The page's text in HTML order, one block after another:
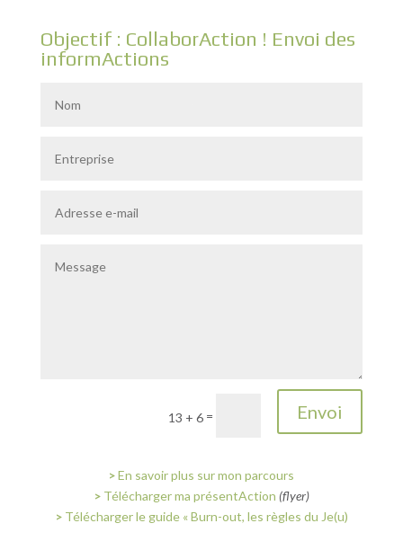
Objectif : CollaborAction ! Envoi des
informActions
13 + 6 = Envoi
> En savoir plus sur mon parcours
> Télécharger ma présentAction (flyer)
> Télécharger le guide « Burn-out, les règles du Je(u)